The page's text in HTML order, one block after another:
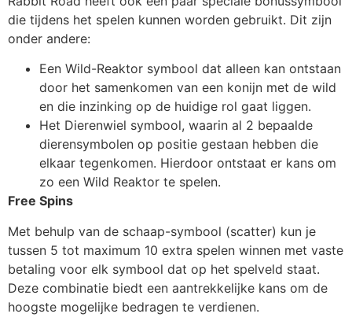
die tijdens het spelen kunnen worden gebruikt. Dit zijn
onder andere:
Een Wild-Reaktor symbool dat alleen kan ontstaan
door het samenkomen van een konijn met de wild
en die inzinking op de huidige rol gaat liggen.
Het Dierenwiel symbool, waarin al 2 bepaalde
dierensymbolen op positie gestaan hebben die
elkaar tegenkomen. Hierdoor ontstaat er kans om
zo een Wild Reaktor te spelen.
Free Spins
Met behulp van de schaap-symbool (scatter) kun je
tussen 5 tot maximum 10 extra spelen winnen met vaste
betaling voor elk symbool dat op het spelveld staat.
Deze combinatie biedt een aantrekkelijke kans om de
hoogste mogelijke bedragen te verdienen.